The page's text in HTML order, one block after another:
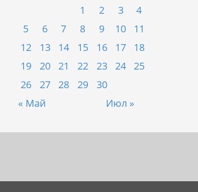
« Май Июл »
1 2 3
4
5
6 7 8 9 10
11
12
13 14 15 16 17
18
19
20 21 22 23 24
25
26
27 28 29 30